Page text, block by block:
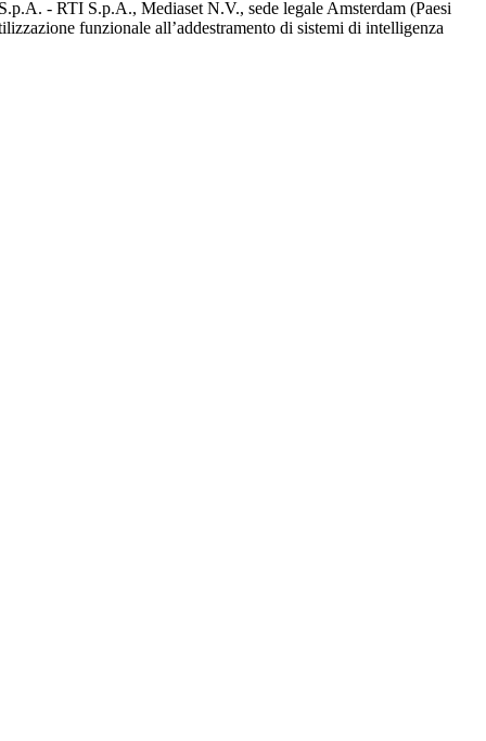
- RTI S.p.A., Mediaset N.V., sede legale Amsterdam (Paesi
funzionale all’addestramento di sistemi di intelligenza